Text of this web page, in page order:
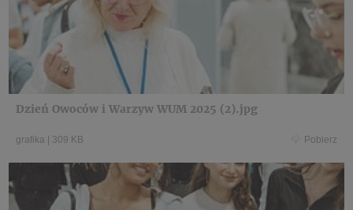
Dzień Owoców i Warzyw WUM 2025 (2).jpg
grafika | 309 KB Pobierz